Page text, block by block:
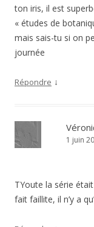
ton iris, il est
« études de
mais sais-tu si on
journée
Répondre ↓
1 juin
TYoute la série
fait faillite, il n’y a